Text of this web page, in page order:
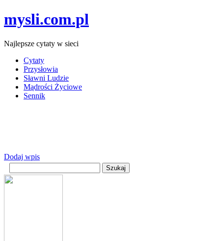
mysli.com.pl
Najlepsze cytaty w sieci
Cytaty
Przysłowia
Sławni Ludzie
Mądrości Życiowe
Sennik
Dodaj wpis